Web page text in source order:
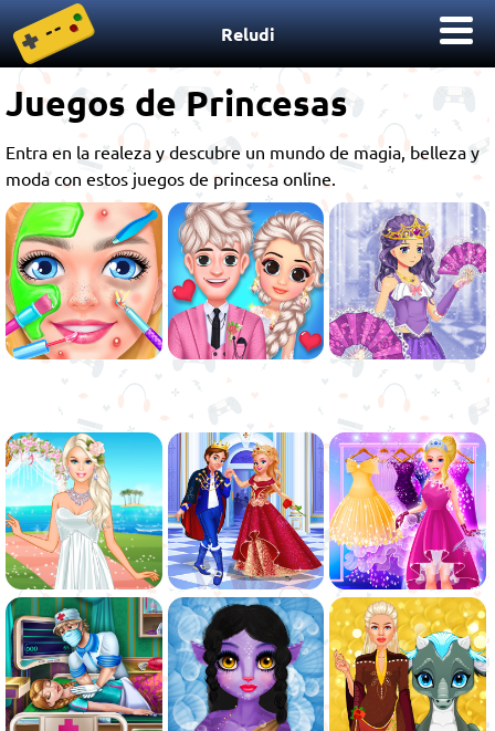
Reludi
Juegos de Princesas
Entra en la realeza y descubre un mundo de magia, belleza y
moda con estos juegos de princesa online.